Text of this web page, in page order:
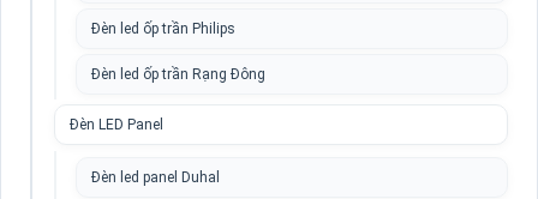
Đèn led ốp trần Philips
Đèn led ốp trần Rạng Đông
Đèn LED Panel
Đèn led panel Duhal